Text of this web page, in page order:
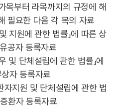
목부터 라목까지의 규정에 해
필요한 다음 각 목의 자료
지원에 관한 법률」에 따른 상
공자 등록자료
및 단체설립에 관한 법률」에
자 등록자료
자지원 및 단체설립에 관한 법
환자 등록자료